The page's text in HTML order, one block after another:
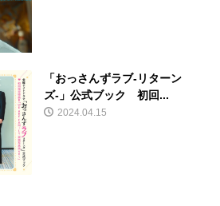
「おっさんずラブ-リターン
ズ-」公式ブック 初回...
2024.04.15